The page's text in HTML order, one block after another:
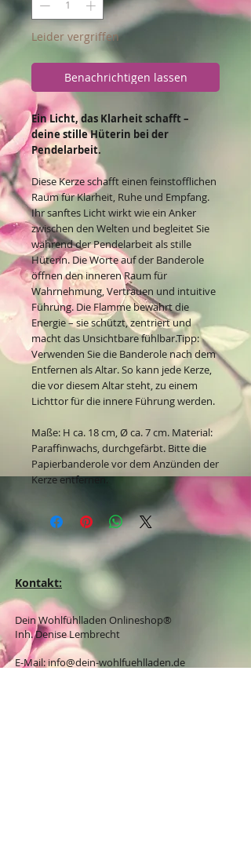
Leider vergriffen
Benachrichtigen lassen
Ein Licht, das Klarheit schafft –
deine stille Hüterin bei der
Pendelarbeit.
Diese Kerze schafft einen feinstofflichen
Raum für Klarheit, Ruhe und Empfang.
Ihr sanftes Licht wirkt wie ein Anker
zwischen den Welten und begleitet Sie
während der Pendelarbeit als stille
Hüterin. Die Worte auf der Banderole
öffnen den inneren Raum für
Wahrnehmung, Vertrauen und intuitive
Führung. Die Flamme bewahrt die
Energie – sie schützt, zentriert und
macht das Unsichtbare fühlbar.Tipp:
Verwenden Sie die Banderole nach dem
Entfernen als Altar. So kann jede Kerze,
die vor diesem Altar steht, zu einem
Lichttor für die innere Führung werden.
Maße: H ca. 18 cm, Ø ca. 7 cm. Material:
Paraffinwachs, durchgefärbt. Bitte die
Papierbanderole vor dem Anzünden der
Kerze entfernen.
Kontakt:
Dein Wohlfühlladen Onlineshop®
Inh. Denise Lembrecht
E-Mail:info@dein-wohlfuehlladen.de